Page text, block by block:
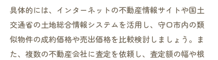
具体的には、インターネットの不動産情報サイトや国土
交通省の土地総合情報システムを活用し、守口市内の類
似物件の成約価格や売出価格を比較検討しましょう。ま
た、複数の不動産会社に査定を依頼し、査定額の幅や根